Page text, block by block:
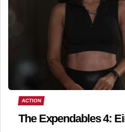
ACTION
The Expendables 4: